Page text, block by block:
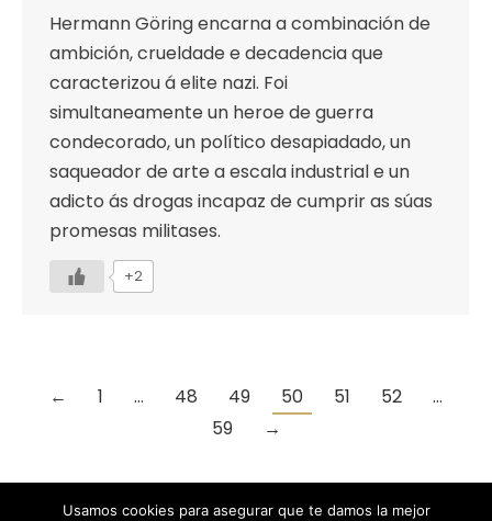
Hermann Göring encarna a combinación de
ambición, crueldade e decadencia que
caracterizou á elite nazi. Foi
simultaneamente un heroe de guerra
condecorado, un político desapiadado, un
saqueador de arte a escala industrial e un
adicto ás drogas incapaz de cumprir as súas
promesas militases.
+2
← 1 … 48 49 50 51 52
…
59
→
Usamos cookies para asegurar que te damos la mejor